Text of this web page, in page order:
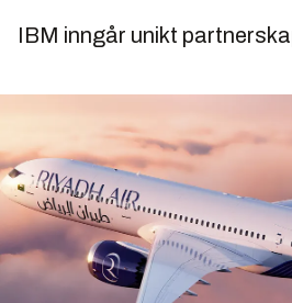
IBM inngår unikt